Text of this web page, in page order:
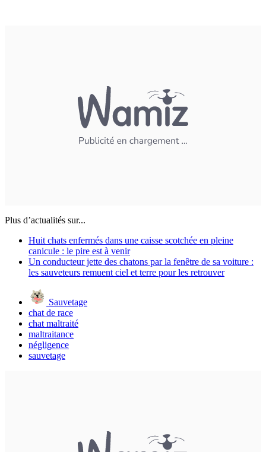
Plus d’actualités sur...
Huit chats enfermés dans une caisse scotchée en pleine
canicule : le pire est à venir
Un conducteur jette des chatons par la fenêtre de sa voiture :
les sauveteurs remuent ciel et terre pour les retrouver
Sauvetage
chat de race
chat maltraité
maltraitance
négligence
sauvetage